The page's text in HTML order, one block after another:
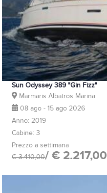
Sun Odyssey 389 "Gin Fizz"
Marmaris Albatros Marina
08 ago - 15 ago 2026
Anno: 2019
Cabine: 3
Prezzo a settimana
€ 3.410,00/ € 2.217,00